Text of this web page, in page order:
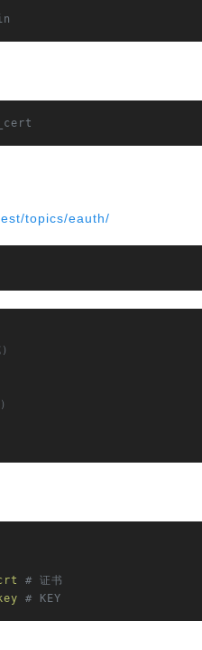
topics/eauth/
# 证书
# KEY